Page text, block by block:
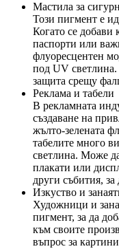
Мастила за
Този пигмент е
Когато се добави
паспорти или
флуоресцентен
под UV светлина.
защита срещу
Реклама и табели
В рекламната
създаване на
жълто-зелената
табелите много
светлина. Може
плакати или
други събития,
Изкуство и
Художници и
пигмент, за да
към своите
въпрос за